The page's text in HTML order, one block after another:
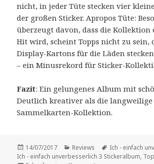
nicht, in jeder Tüte stecken vier
der großen Sticker. Apropos Tüte:
überzeugt davon, dass die Kollektion
Hit wird, scheint Topps nicht zu sein,
Display-Kartons für die Läden
– ein Minusrekord für Sticker-
Fazit: Ein gelungenes Album mit
Deutlich kreativer als die langweilige
Sammelkarten-Kollektion.
Veröffentlicht
am
14/07/2017 Kategorien
Reviews Schlagwörter
Ich - einfach
Ich - einfach unverbesserlich 3 Stickeralbum,